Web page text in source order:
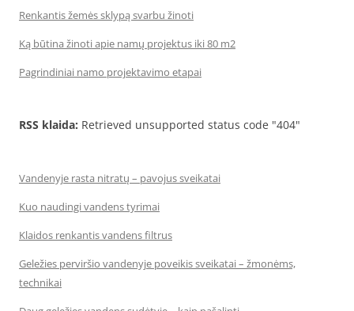
Renkantis žemės sklypą svarbu žinoti
Ką būtina žinoti apie namų projektus iki 80 m2
Pagrindiniai namo projektavimo etapai
RSS klaida: Retrieved unsupported status code "404"
Vandenyje rasta nitratų – pavojus sveikatai
Kuo naudingi vandens tyrimai
Klaidos renkantis vandens filtrus
Geležies perviršio vandenyje poveikis sveikatai – žmonėms,
technikai